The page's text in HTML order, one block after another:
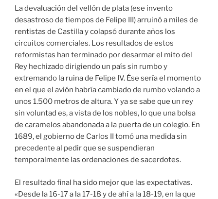
La devaluación del vellón de plata (ese invento
desastroso de tiempos de Felipe III) arruinó a miles de
rentistas de Castilla y colapsó durante años los
circuitos comerciales. Los resultados de estos
reformistas han terminado por desarmar el mito del
Rey hechizado dirigiendo un país sin rumbo y
extremando la ruina de Felipe IV. Ése sería el momento
en el que el avión habría cambiado de rumbo volando a
unos 1.500 metros de altura. Y ya se sabe que un rey
sin voluntad es, a vista de los nobles, lo que una bolsa
de caramelos abandonada a la puerta de un colegio. En
1689, el gobierno de Carlos II tomó una medida sin
precedente al pedir que se suspendieran
temporalmente las ordenaciones de sacerdotes.
El resultado final ha sido mejor que las expectativas.
«Desde la 16-17 a la 17-18 y de ahí a la 18-19, en la que